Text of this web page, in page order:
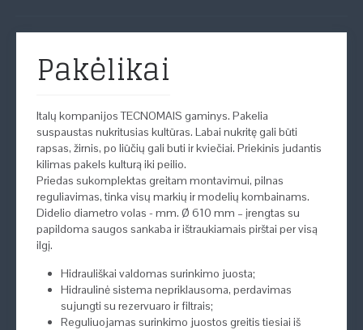
Pakėlikai
Italų kompanijos TECNOMAIS gaminys. Pakelia
suspaustas nukritusias kultūras. Labai nukritę gali būti
rapsas, žirnis, po liūčių gali buti ir kviečiai. Priekinis judantis
kilimas pakels kulturą iki peilio.
Priedas sukomplektas greitam montavimui, pilnas
reguliavimas, tinka visų markių ir modelių kombainams.
Didelio diametro volas - mm. Ø 610 mm – įrengtas su
papildoma saugos sankaba ir ištraukiamais pirštai per visą
ilgį.
Hidrauliškai valdomas surinkimo juosta;
Hidraulinė sistema nepriklausoma, perdavimas
sujungti su rezervuaro ir filtrais;
Reguliuojamas surinkimo juostos greitis tiesiai iš